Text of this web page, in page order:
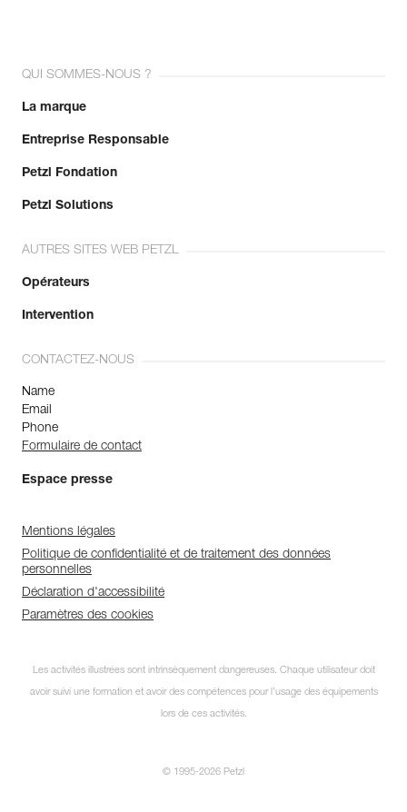
newsletter
et restez connecté à notre
QUI SOMMES-NOUS ?
La marque
Entreprise Responsable
Petzl Fondation
Petzl Solutions
AUTRES SITES WEB PETZL
Opérateurs
Intervention
CONTACTEZ-NOUS
Name
Email
Phone
Formulaire de contact
Espace presse
Mentions légales
Politique de confidentialité et de traitement des données
personnelles
Déclaration d'accessibilité
Paramètres des cookies
Les activités illustrées sont intrinsèquement dangereuses. Chaque utilisateur doit
avoir suivi une formation et avoir des compétences pour l’usage des équipements
lors de ces activités.
© 1995-2026 Petzl